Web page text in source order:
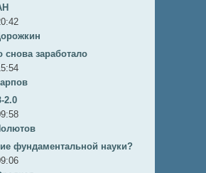
снова заработало
2.0
фундаментальной науки?